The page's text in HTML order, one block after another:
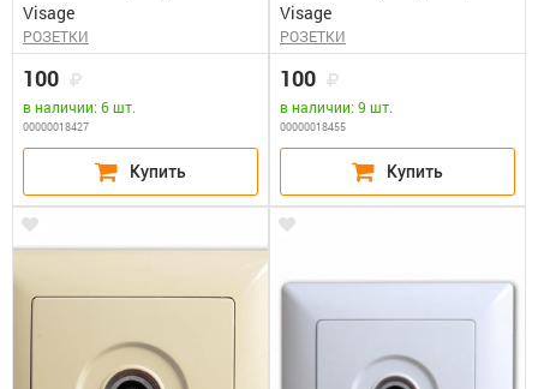
Visage
РОЗЕТКИ
100
в наличии: 6 шт.
00000018427
Visage
РОЗЕТКИ
100
в наличии: 9 шт.
00000018455